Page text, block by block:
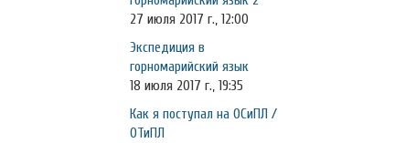
27 июля 2017 г., 12:00
Экспедиция в
горномарийский язык
18 июля 2017 г., 19:35
Как я поступал на ОСиПЛ /
ОТиПЛ